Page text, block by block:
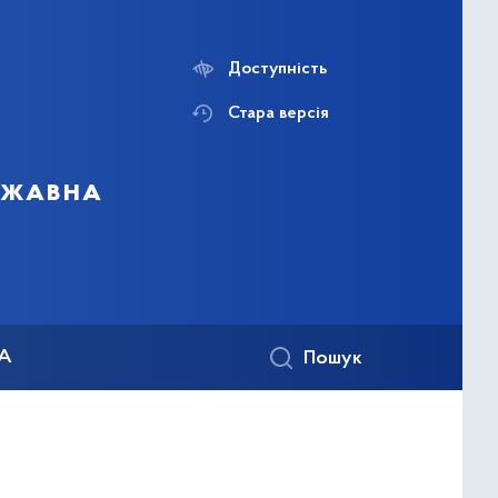
Доступність
Стара версія
Пошук